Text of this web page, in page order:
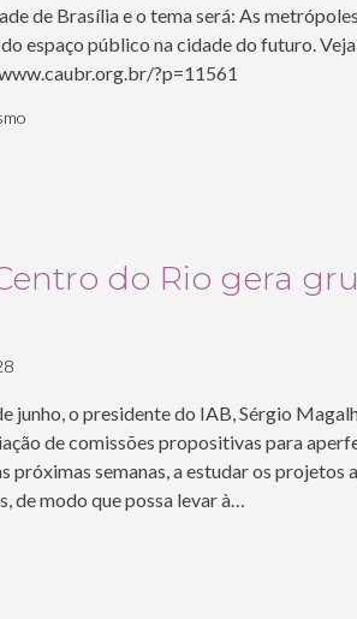
de Brasília e o tema será: As
espaço público na cidade do futuro.
?p=11561
do Rio gera
junho, o presidente do IAB, Sérgio
de comissões propositivas para
próximas semanas, a estudar os projetos
de modo que possa levar à…